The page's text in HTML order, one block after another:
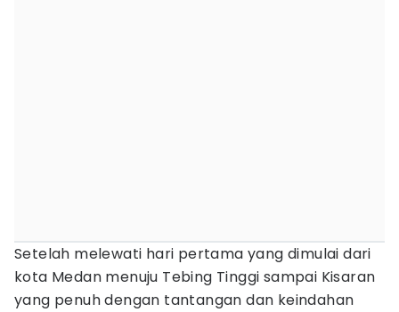
Setelah melewati hari pertama yang dimulai dari
kota Medan menuju Tebing Tinggi sampai Kisaran
yang penuh dengan tantangan dan keindahan